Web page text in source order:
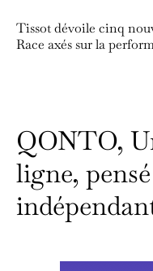
Tissot dévoile cinq
Race axés sur la
QONTO,
ligne,